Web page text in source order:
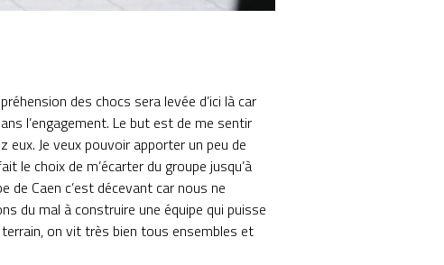
des chocs sera levée d’ici là car
l’engagement. Le but est de me sentir
eux. Je veux pouvoir apporter un peu de
le choix de m’écarter du groupe jusqu’à
de Caen c’est décevant car nous ne
du mal à construire une équipe qui puisse
on vit très bien tous ensembles et